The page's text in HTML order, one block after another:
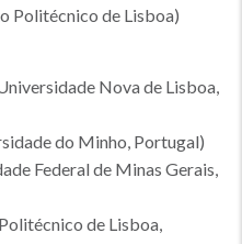
Politécnico de Lisboa)
Nova de Lisboa,
do Minho, Portugal)
Federal de Minas Gerais,
de Lisboa,